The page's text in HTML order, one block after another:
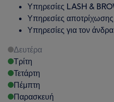
Υπηρεσίες LASH &
Υπηρεσίες αποτρίχωσης
Υπηρεσίες για τον άνδρα
Δευτέρα
Τρίτη
Τετάρτη
Πέμπτη
Παρασκευή